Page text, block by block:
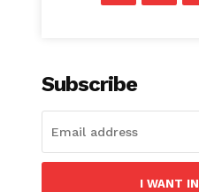
Subscribe
I WANT IN